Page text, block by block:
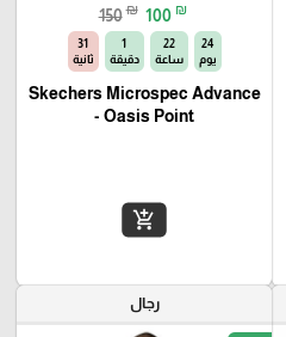
150 ₪ 100 ₪
24
يوم
22
ساعة
1
دقيقة
30
ثانية
Skechers Microspec Advance
- Oasis Point
add_shopping_cart
رجال